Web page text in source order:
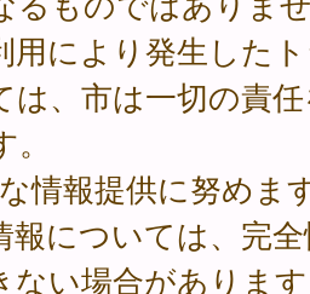
用により発生した
は、市は一切の責
情報提供に努めま
報については、完
ない場合がありま